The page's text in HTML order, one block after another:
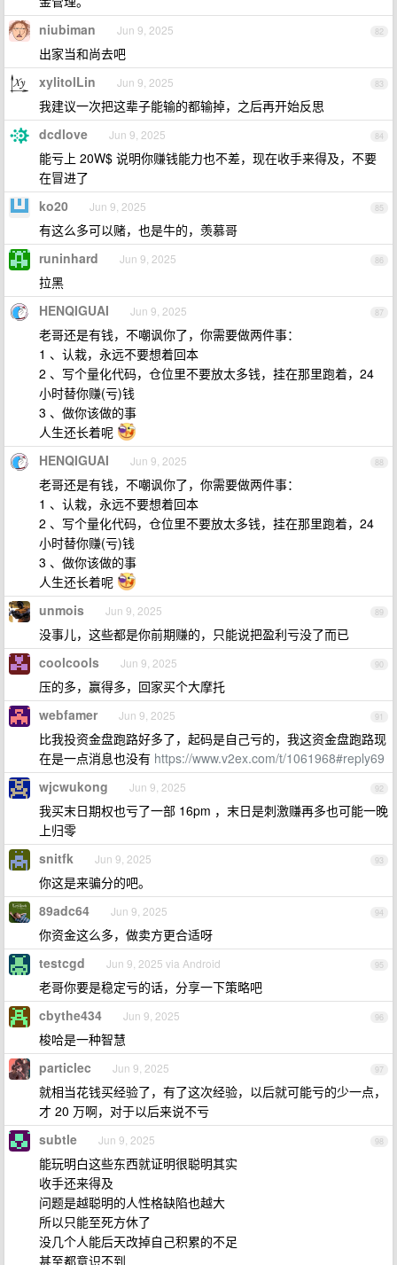
82
niubiman Jun 9, 2025
出家当和尚去吧
83
xylitolLin Jun 9, 2025
我建议一次把这辈子能输的都输掉，之后再开始反思
84
dcdlove Jun 9, 2025
能亏上 20W$ 说明你赚钱能力也不差，现在收手来得及，不要
在冒进了
85
ko20 Jun 9, 2025
有这么多可以赌，也是牛的，羡慕哥
86
runinhard Jun 9, 2025
拉黑
87
HENQIGUAI Jun 9, 2025
老哥还是有钱，不嘲讽你了，你需要做两件事：
1 、认栽，永远不要想着回本
2 、写个量化代码，仓位里不要放太多钱，挂在那里跑着，24
小时替你赚(亏)钱
3 、做你该做的事
人生还长着呢
88
HENQIGUAI Jun 9, 2025
老哥还是有钱，不嘲讽你了，你需要做两件事：
1 、认栽，永远不要想着回本
2 、写个量化代码，仓位里不要放太多钱，挂在那里跑着，24
小时替你赚(亏)钱
3 、做你该做的事
人生还长着呢
89
unmois Jun 9, 2025
没事儿，这些都是你前期赚的，只能说把盈利亏没了而已
90
coolcools Jun 9, 2025
压的多，赢得多，回家买个大摩托
91
webfamer Jun 9, 2025
比我投资金盘跑路好多了，起码是自己亏的，我这资金盘跑路现
在是一点消息也没有 https://www.v2ex.com/t/1061968#reply69
92
wjcwukong Jun 9, 2025
我买末日期权也亏了一部 16pm ，末日是刺激赚再多也可能一晚
上归零
93
snitfk Jun 9, 2025
你这是来骗分的吧。
94
89adc64 Jun 9, 2025
你资金这么多，做卖方更合适呀
95
testcgd Jun 9, 2025 via Android
老哥你要是稳定亏的话，分享一下策略吧
96
cbythe434 Jun 9, 2025
梭哈是一种智慧
97
particlec Jun 9, 2025
就相当花钱买经验了，有了这次经验，以后就可能亏的少一点，
才 20 万啊，对于以后来说不亏
98
subtle Jun 9, 2025
能玩明白这些东西就证明很聪明其实
收手还来得及
问题是越聪明的人性格缺陷也越大
所以只能至死方休了
没几个人能后天改掉自己积累的不足
甚至都意识不到